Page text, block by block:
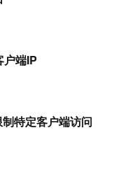
端IP
特定客户端访问